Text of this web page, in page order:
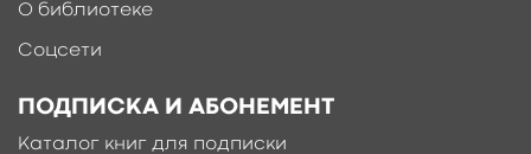
О библиотеке
Соцсети
ПОДПИСКА И АБОНЕМЕНТ
Каталог книг для подписки